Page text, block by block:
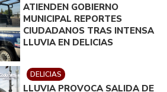
ATIENDEN GOBIERNO
MUNICIPAL REPORTES
CIUDADANOS TRAS INTENSA
LLUVIA EN DELICIAS
DELICIAS
LLUVIA PROVOCA SALIDA DE